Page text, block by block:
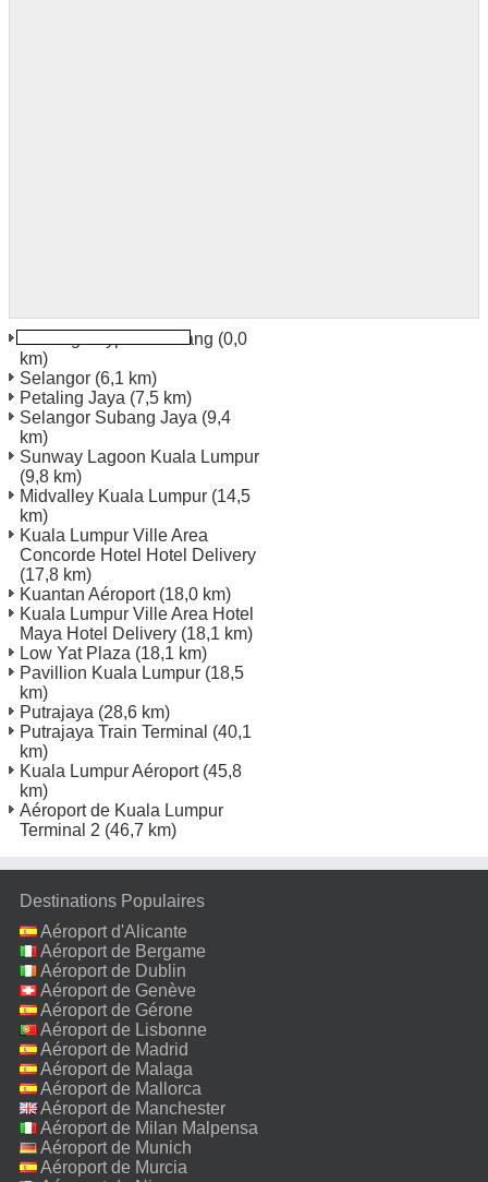
Subang Skypark Subang (0,0
km)
Selangor (6,1 km)
Petaling Jaya (7,5 km)
Selangor Subang Jaya (9,4
km)
Sunway Lagoon Kuala Lumpur
(9,8 km)
Midvalley Kuala Lumpur (14,5
km)
Kuala Lumpur Ville Area
Concorde Hotel Hotel Delivery
(17,8 km)
Kuantan Aéroport(18,0 km)
Kuala Lumpur Ville Area Hotel
Maya Hotel Delivery (18,1 km)
Low Yat Plaza (18,1 km)
Pavillion Kuala Lumpur (18,5
km)
Putrajaya (28,6 km)
Putrajaya Train Terminal (40,1
km)
Kuala Lumpur Aéroport(45,8
km)
Aéroport de Kuala Lumpur
Terminal 2 (46,7 km)
Destinations Populaires
Aéroport d'Alicante
Aéroport de Bergame
Aéroport de Dublin
Aéroport de Genève
Aéroport de Gérone
Aéroport de Lisbonne
Aéroport de Madrid
Aéroport de Malaga
Aéroport de Mallorca
Aéroport de Manchester
Aéroport de Milan Malpensa
Aéroport de Munich
Aéroport de Murcia